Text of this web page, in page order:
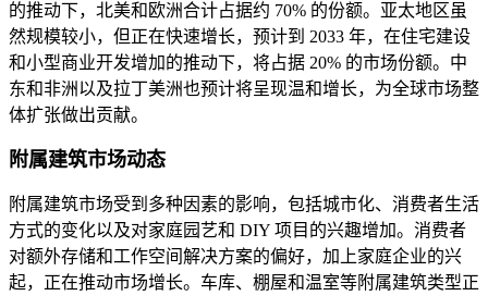
的推动下，北美和欧洲合计占据约 70% 的份额。亚太地区虽
然规模较小，但正在快速增长，预计到 2033 年，在住宅建设
和小型商业开发增加的推动下，将占据 20% 的市场份额。中
东和非洲以及拉丁美洲也预计将呈现温和增长，为全球市场整
体扩张做出贡献。
附属建筑市场动态
附属建筑市场受到多种因素的影响，包括城市化、消费者生活
方式的变化以及对家庭园艺和 DIY 项目的兴趣增加。消费者
对额外存储和工作空间解决方案的偏好，加上家庭企业的兴
起，正在推动市场增长。车库、棚屋和温室等附属建筑类型正